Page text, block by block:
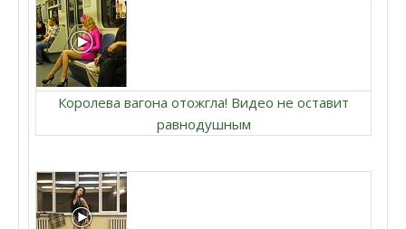
Королева вагона отожгла! Видео не оставит
равнодушным